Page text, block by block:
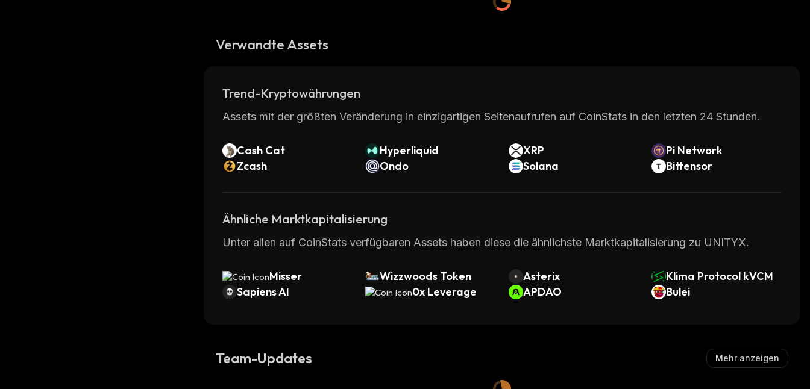
Verwandte Assets
Trend-Kryptowährungen
Assets mit der größten Veränderung in einzigartigen Seitenaufrufen auf CoinStats in den letzten 24 Stunden.
Cash Cat Hyperliquid XRP
Pi Network
Zcash
Ondo Solana Bittensor
Ähnliche Marktkapitalisierung
Unter allen auf CoinStats verfügbaren Assets haben diese die ähnlichste Marktkapitalisierung zu UNITYX.
Misser Wizzwoods Token Asterix
Klima Protocol kVCM
Sapiens AI
0x Leverage APDAO Bulei
Team-Updates Mehr anzeigen